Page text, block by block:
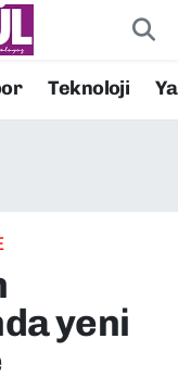
Teknoloji
yeni